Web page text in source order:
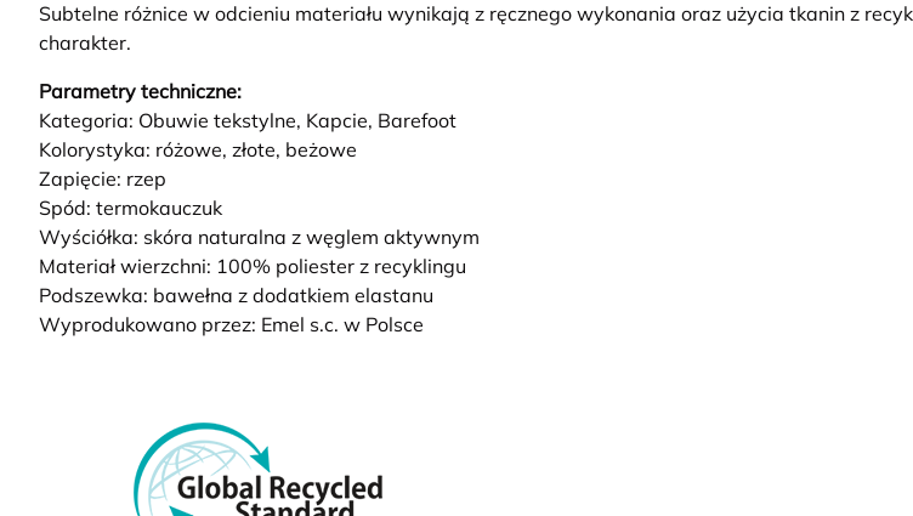
Subtelne różnice w odcieniu materiału wynikają z ręcznego wykonania oraz użycia tkanin z
charakter.
Parametry techniczne:
Kategoria: Obuwie tekstylne, Kapcie, Barefoot
Kolorystyka: różowe, złote, beżowe
Zapięcie: rzep
Spód: termokauczuk
Wyściółka: skóra naturalna z węglem aktywnym
Materiał wierzchni: 100% poliester z recyklingu
Podszewka: bawełna z dodatkiem elastanu
Wyprodukowano przez: Emel s.c. w Polsce